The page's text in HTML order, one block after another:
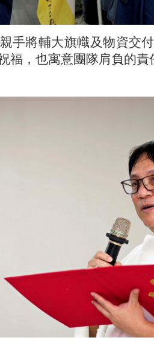
手將輔大旗幟及物資交
福，也寓意團隊肩負的責